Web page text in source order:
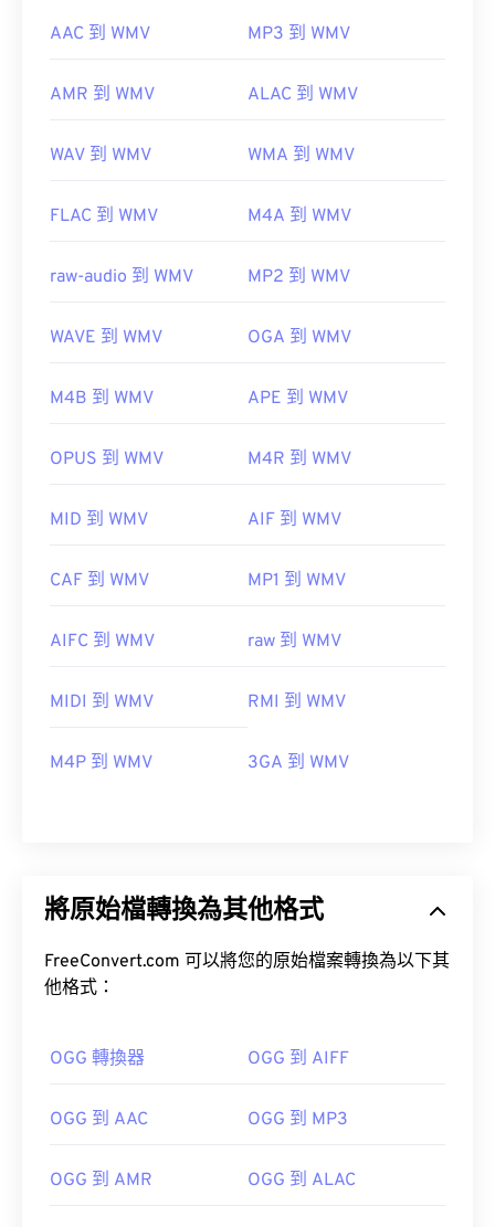
00 00 00
00
00
00 00 00
00
00
AAC 到 WMV MP3 到 WMV
AMR 到 WMV ALAC 到 WMV
WAV 到 WMV WMA 到 WMV
FLAC 到 WMV M4A 到 WMV
raw-audio 到 WMV MP2 到 WMV
WAVE 到 WMV OGA 到 WMV
M4B 到 WMV APE 到 WMV
OPUS 到 WMV M4R 到 WMV
MID 到 WMV AIF 到 WMV
CAF 到 WMV MP1 到 WMV
AIFC 到 WMV raw 到 WMV
MIDI 到 WMV RMI 到 WMV
M4P 到 WMV 3GA 到 WMV
將原始檔轉換為其他格式
FreeConvert.com 可以將您的原始檔案轉換為以下其
他格式：
OGG 轉換器 OGG 到 AIFF
OGG 到 AAC OGG 到 MP3
OGG 到 AMR OGG 到 ALAC